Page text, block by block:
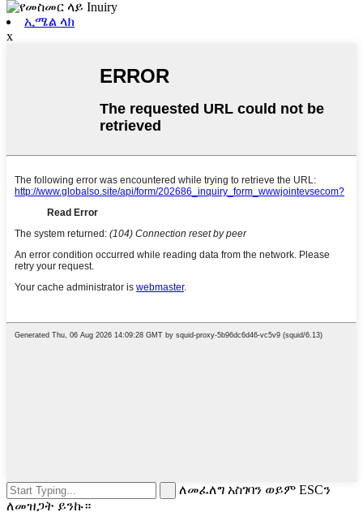
ኢሜል ላክ
x
ለመፈለግ አስገባን ወይም ESCን
ለመዝጋት ይንኩ።